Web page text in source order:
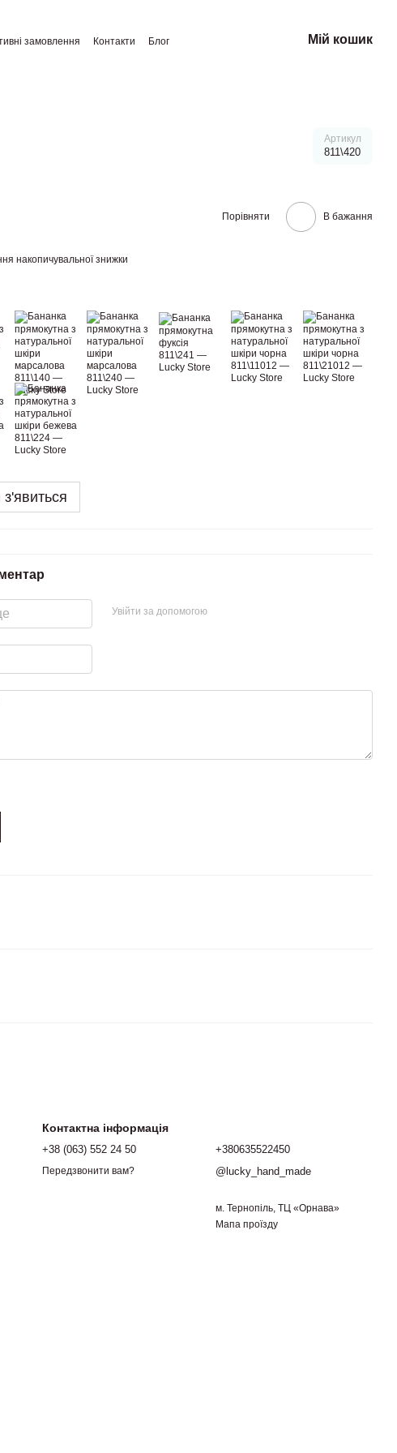
замовлення Контакти
Блог
Мій кошик
Артикул
811\420
Порівняти В бажання
накопичувальної знижки
Увійти за допомогою
Контактна інформація
+38 (063) 552 24 50
Передзвонити вам?
+380635522450
@lucky_hand_made
м. Тернопіль, ТЦ «Орнава»
Мапа проїзду